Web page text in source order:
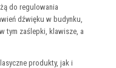
do regulowania
dźwięku w budynku,
, w tym zaślepki, klawisze, a
produkty, jak i